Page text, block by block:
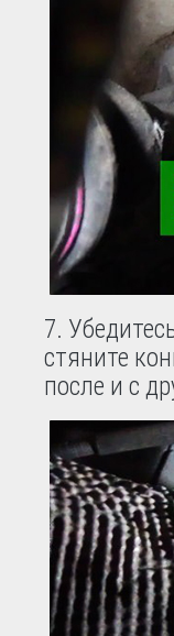
7.
стяните
после и с